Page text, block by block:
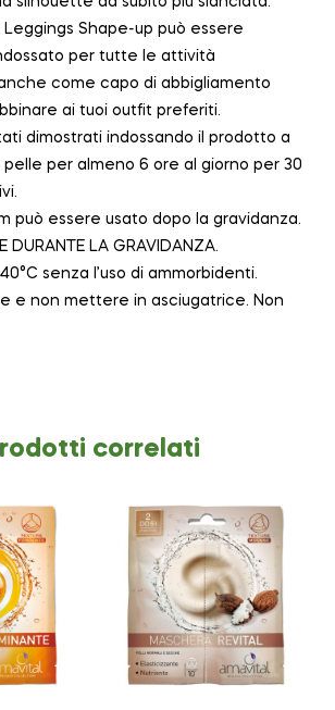
Shape-up può essere
per tutte le attività
come capo di abbigliamento
ai tuoi outfit preferiti.
dimostrati indossando il prodotto a
per almeno 6 ore al giorno per 30
può essere usato dopo la gravidanza.
DURANTE LA GRAVIDANZA.
senza l’uso di ammorbidenti.
e non mettere in asciugatrice. Non
correlati